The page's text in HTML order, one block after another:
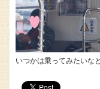
いつかは乗ってみたいな